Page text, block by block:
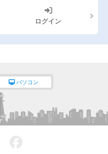
ログイン
パソコン